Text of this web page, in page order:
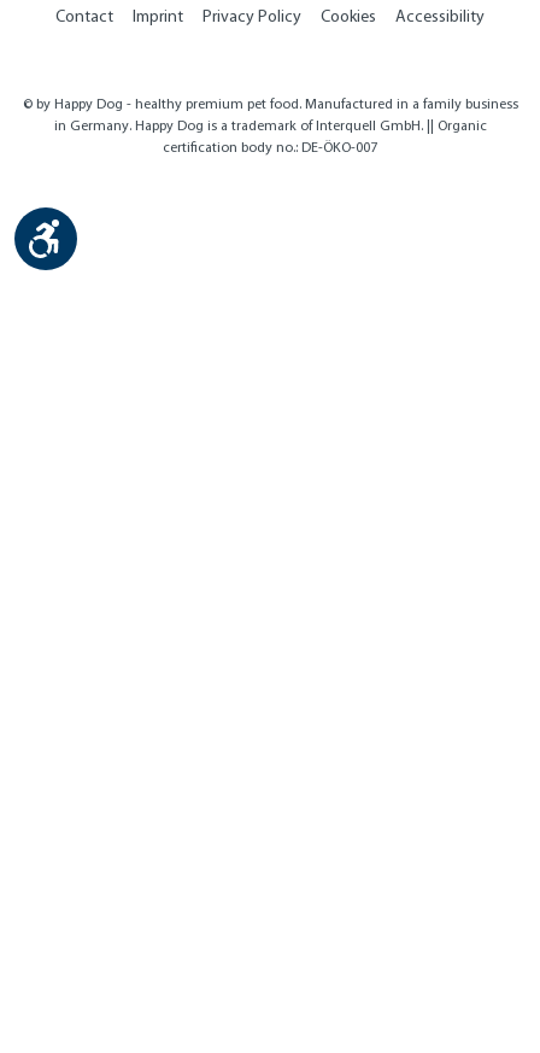
Contact Imprint Privacy Policy Cookies Accessibility
© by Happy Dog - healthy premium pet food. Manufactured in a family business
in Germany. Happy Dog is a trademark of Interquell GmbH. || Organic
certification body no.: DE-ÖKO-007
Show toolbar